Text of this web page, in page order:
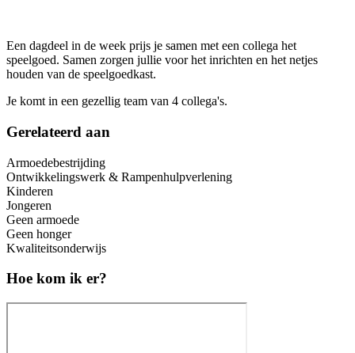
Een dagdeel in de week prijs je samen met een collega het
speelgoed. Samen zorgen jullie voor het inrichten en het netjes
houden van de speelgoedkast.
Je komt in een gezellig team van 4 collega's.
Gerelateerd aan
Armoedebestrijding
Ontwikkelingswerk & Rampenhulpverlening
Kinderen
Jongeren
Geen armoede
Geen honger
Kwaliteitsonderwijs
Hoe kom ik er?